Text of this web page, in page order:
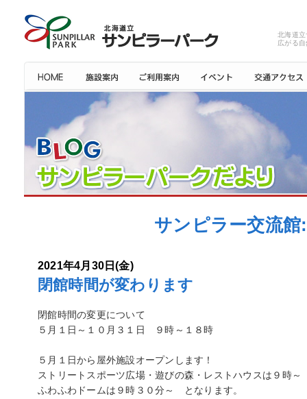
北海道
広がる
サンピラー交流
2021年4月30日(金)
閉館時間が変わります
閉館時間の変更について
５月１日～１０月３１日 ９時～１８時
５月１日から屋外施設オープンします！
ストリートスポーツ広場・遊びの森・レストハウスは９時～
ふわふわドームは９時３０分～ となります。